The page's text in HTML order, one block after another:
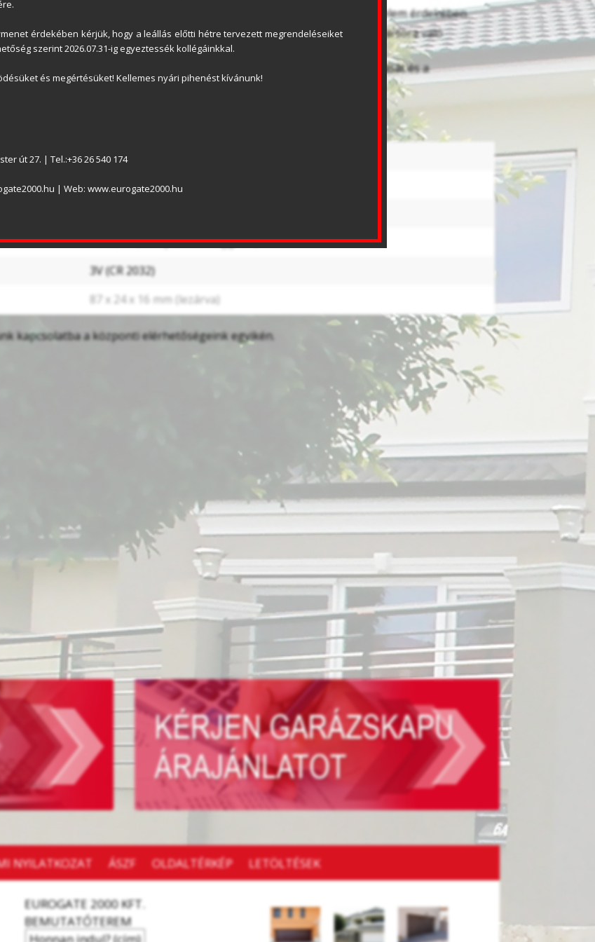
Szétcsúsztatható távirányítóház a véletlen működtetés elleni védelem érdekében
Praktikus tartókapoccsal a távirányító hátoldalán, valamint kulcstartóra való
rögzítési lehetőséggel
A Somloq ugrókódos rendszer megakadályozza a rádiójel kiolvasását és a
lehallgatását is
Somloq ugrókód
4
kb. 50 m (környezettől függően)
3V (CR 2032)
87 x 24 x 16 mm (lezárva)
kapcsolatba a központi elérhetőségeink egyikén.
NYILATKOZAT ÁSZF OLDALTÉRKÉP LETÖLTÉSEK
EUROGATE 2000 KFT.
BEMUTATÓTEREM
Honnan indul? (cím)
érdekében kérjük, hogy a leállás előtti hétre tervezett megrendeléseiket
szerint 2026.07.31-ig egyeztessék kollégáinkkal.
és megértésüket! Kellemes nyári pihenést kívánunk!
út 27. | Tel.:+36 26 540 174
| Web: www.eurogate2000.hu